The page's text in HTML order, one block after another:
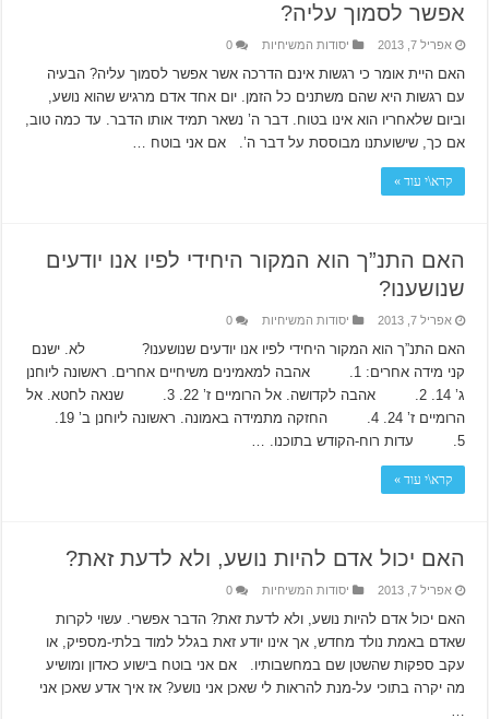
אפשר לסמוך עליה?
אפריל 7, 2013 יסודות המשיחיות 0
האם היית אומר כי רגשות אינם הדרכה אשר אפשר לסמוך עליה? הבעיה
עם רגשות היא שהם משתנים כל הזמן. יום אחד אדם מרגיש שהוא נושע,
וביום שלאחריו הוא אינו בטוח. דבר ה’ נשאר תמיד אותו הדבר. עד כמה טוב,
אם כך, שישועתנו מבוססת על דבר ה’. אם אני בוטח …
קרא\י עוד »
האם התנ”ך הוא המקור היחידי לפיו אנו יודעים
שנושענו?
אפריל 7, 2013 יסודות המשיחיות 0
האם התנ”ך הוא המקור היחידי לפיו אנו יודעים שנושענו? לא. ישנם
קני מידה אחרים: 1. אהבה למאמינים משיחיים אחרים. ראשונה ליוחנן
ג’ 14. 2. אהבה לקדושה. אל הרומיים ז’ 22. 3. שנאה לחטא. אל
הרומיים ז’ 24. 4. החזקה מתמידה באמונה. ראשונה ליוחנן ב’ 19.
5. עדות רוח-הקודש בתוכנו. …
קרא\י עוד »
האם יכול אדם להיות נושע, ולא לדעת זאת?
אפריל 7, 2013 יסודות המשיחיות 0
האם יכול אדם להיות נושע, ולא לדעת זאת? הדבר אפשרי. עשוי לקרות
שאדם באמת נולד מחדש, אך אינו יודע זאת בגלל למוד בלתי-מספיק, או
עקב ספקות שהשטן שם במחשבותיו. אם אני בוטח בישוע כאדון ומושיע
מה יקרה בתוכי על-מנת להראות לי שאכן אני נושע? אז איך אדע שאכן אני
…